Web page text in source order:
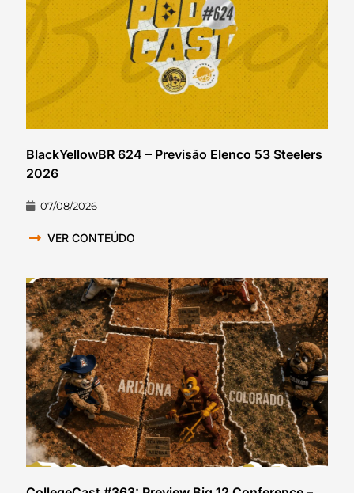
BlackYellowBR 624 – Previsão Elenco 53 Steelers
2026
07/08/2026
VER CONTEÚDO